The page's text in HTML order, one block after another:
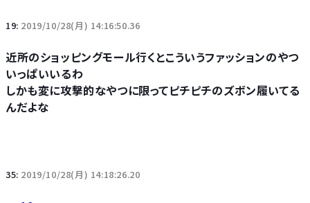
19: 2019/10/28(月) 14:16:50.36
近所のショッピングモール行くとこういうファッションのやつ
いっぱいいるわ
しかも変に攻撃的なやつに限ってピチピチのズボン履いてる
んだよな
35: 2019/10/28(月) 14:18:26.20